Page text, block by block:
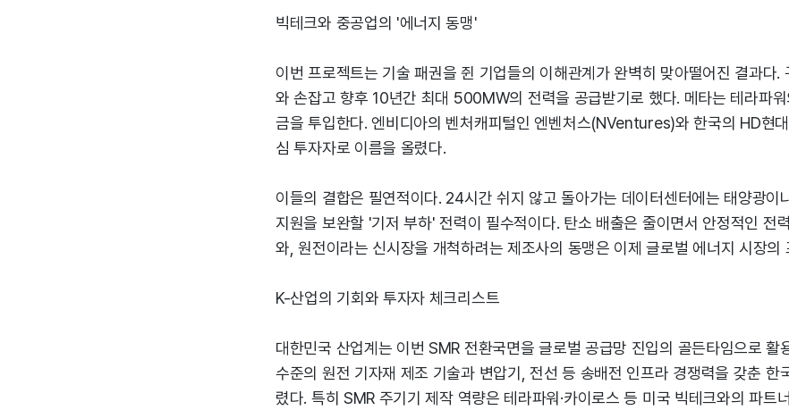
빅테크와 중공업의 '에너지 동맹'
이번 프로젝트는 기술 패권을 쥔 기업들의 이해관계가 완벽히 맞아떨어진 결과다.
와 손잡고 향후 10년간 최대 500MW의 전력을 공급받기로 했다. 메타는 테라파
금을 투입한다. 엔비디아의 벤처캐피털인 엔벤처스(NVentures)와 한국의 HD현
심 투자자로 이름을 올렸다.
이들의 결합은 필연적이다. 24시간 쉬지 않고 돌아가는 데이터센터에는 태양광이
지원을 보완할 '기저 부하' 전력이 필수적이다. 탄소 배출은 줄이면서 안정적인 전
와, 원전이라는 신시장을 개척하려는 제조사의 동맹은 이제 글로벌 에너지 시장의
K-산업의 기회와 투자자 체크리스트
대한민국 산업계는 이번 SMR 전환국면을 글로벌 공급망 진입의 골든타임으로 활
수준의 원전 기자재 제조 기술과 변압기, 전선 등 송배전 인프라 경쟁력을 갖춘 한
렸다. 특히 SMR 주기기 제작 역량은 테라파워·카이로스 등 미국 빅테크와의 파트